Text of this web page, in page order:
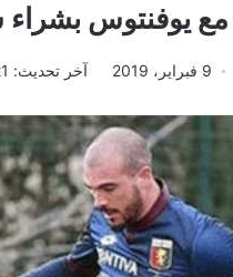
مع يوفنتوس بشراء
9 فبراير، 2019 آخر تحديث: 21 يناير، 2025